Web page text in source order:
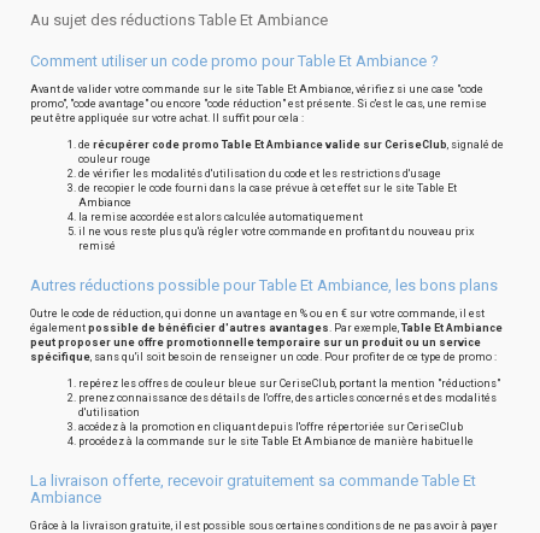
Au sujet des réductions Table Et Ambiance
Comment utiliser un code promo pour Table Et Ambiance ?
Avant de valider votre commande sur le site Table Et Ambiance, vérifiez si une case "code
promo", "code avantage" ou encore "code réduction" est présente. Si c'est le cas, une remise
peut être appliquée sur votre achat. Il suffit pour cela :
de récupérer code promo Table Et Ambiance valide sur CeriseClub, signalé de
couleur rouge
de vérifier les modalités d'utilisation du code et les restrictions d'usage
de recopier le code fourni dans la case prévue à cet effet sur le site Table Et
Ambiance
la remise accordée est alors calculée automatiquement
il ne vous reste plus qu'à régler votre commande en profitant du nouveau prix
remisé
Autres réductions possible pour Table Et Ambiance, les bons plans
Outre le code de réduction, qui donne un avantage en % ou en € sur votre commande, il est
également possible de bénéficier d'autres avantages. Par exemple,Table Et Ambiance
peut proposer une offre promotionnelle temporaire sur un produit ou un service
spécifique, sans qu'il soit besoin de renseigner un code. Pour profiter de ce type de promo :
repérez les offres de couleur bleue sur CeriseClub, portant la mention "réductions"
prenez connaissance des détails de l'offre, des articles concernés et des modalités
d'utilisation
accédez à la promotion en cliquant depuis l'offre répertoriée sur CeriseClub
procédez à la commande sur le site Table Et Ambiance de manière habituelle
La livraison offerte, recevoir gratuitement sa commande Table Et
Ambiance
Grâce à la livraison gratuite, il est possible sous certaines conditions de ne pas avoir à payer